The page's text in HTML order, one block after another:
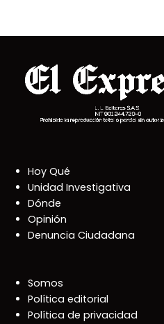
Hoy Qué
Unidad Investigativa
Dónde
Opinión
Denuncia Ciudadana
Somos
Política editorial
Política de privacidad